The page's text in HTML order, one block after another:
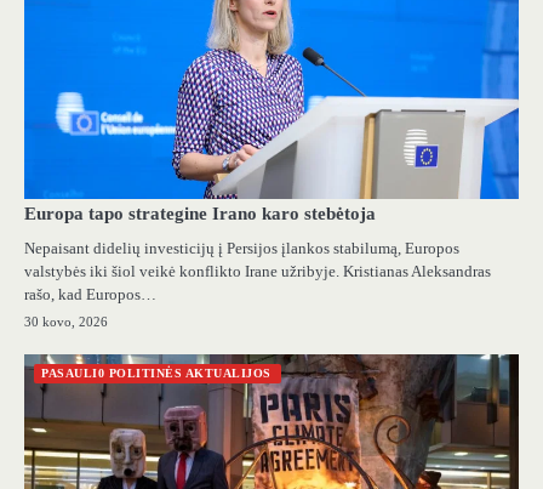
Europa tapo strategine Irano karo stebėtoja
Nepaisant didelių investicijų į Persijos įlankos stabilumą, Europos
valstybės iki šiol veikė konflikto Irane užribyje. Kristianas Aleksandras
rašo, kad Europos…
30 kovo, 2026
PASAULI0 POLITINĖS AKTUALIJOS